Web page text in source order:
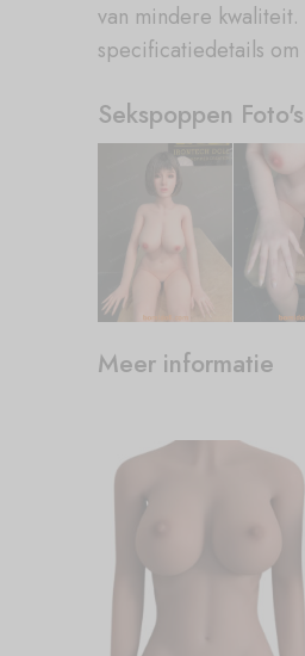
van mindere
specificatiedetails
Sekspoppen Foto's
Meer informatie